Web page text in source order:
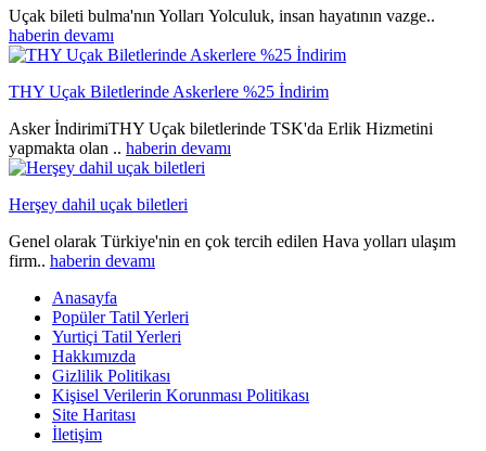
Uçak bileti bulma'nın Yolları Yolculuk, insan hayatının vazge..
haberin devamı
THY Uçak Biletlerinde Askerlere %25 İndirim
Asker İndirimiTHY Uçak biletlerinde TSK'da Erlik Hizmetini
yapmakta olan .. haberin devamı
Herşey dahil uçak biletleri
Genel olarak Türkiye'nin en çok tercih edilen Hava yolları ulaşım
firm.. haberin devamı
Anasayfa
Popüler Tatil Yerleri
Yurtiçi Tatil Yerleri
Hakkımızda
Gizlilik Politikası
Kişisel Verilerin Korunması Politikası
Site Haritası
İletişim